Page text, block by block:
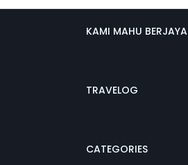
KAMI MAHU BERJAYA
TRAVELOG
CATEGORIES